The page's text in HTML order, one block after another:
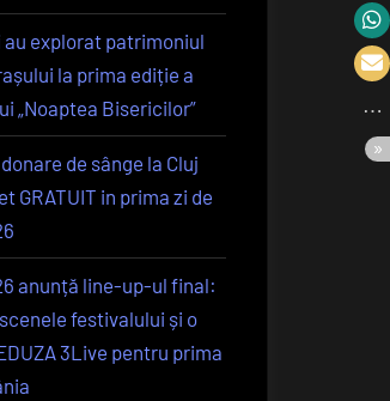
au explorat patrimoniul
la prima ediție a
„Noaptea Bisericilor”
de sânge la Cluj
GRATUIT in prima zi de
anunță line-up-ul final:
festivalului și o
3Live pentru prima